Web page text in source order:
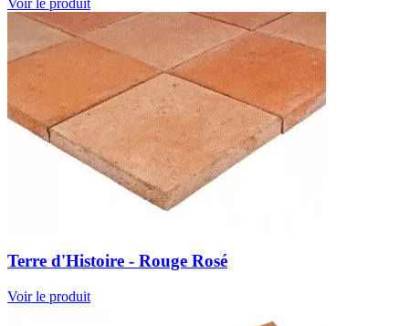
Terre d'Histoire - Rouge Rosé
Voir le produit